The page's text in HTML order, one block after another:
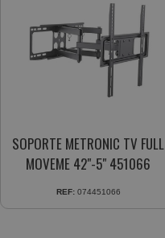
SOPORTE METRONIC TV FULL
MOVEME 42"-5" 451066
REF: 074451066